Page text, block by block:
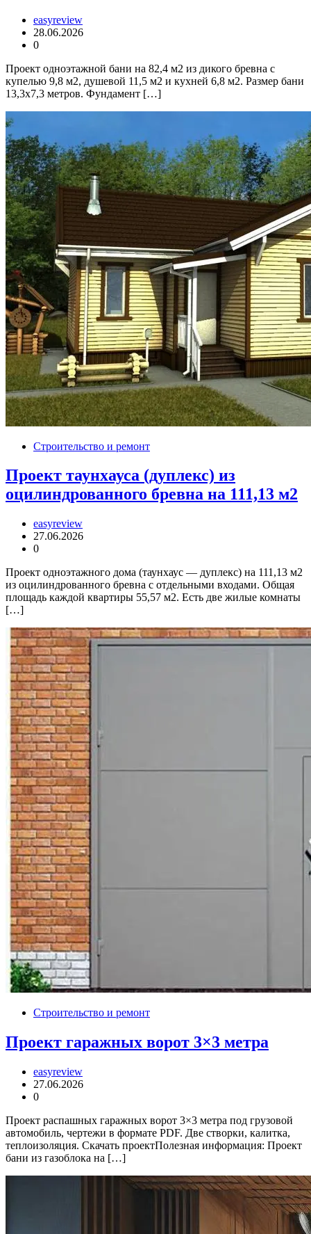
easyreview
28.06.2026
0
Проект одноэтажной бани на 82,4 м2 из дикого бревна с
купелью 9,8 м2, душевой 11,5 м2 и кухней 6,8 м2. Размер бани
13,3х7,3 метров. Фундамент […]
Строительство и ремонт
Проект таунхауса (дуплекс) из
оцилиндрованного бревна на 111,13 м2
easyreview
27.06.2026
0
Проект одноэтажного дома (таунхаус — дуплекс) на 111,13 м2
из оцилиндрованного бревна с отдельными входами. Общая
площадь каждой квартиры 55,57 м2. Есть две жилые комнаты
[…]
Строительство и ремонт
Проект гаражных ворот 3×3 метра
easyreview
27.06.2026
0
Проект распашных гаражных ворот 3×3 метра под грузовой
автомобиль, чертежи в формате PDF. Две створки, калитка,
теплоизоляция. Скачать проектПолезная информация: Проект
бани из газоблока на […]